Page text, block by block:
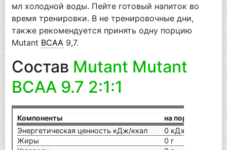
мл холодной воды. Пейте готовый напиток во
время тренировки. В не тренировочные дни,
также рекомендуется принять одну порцию
Mutant BCAA 9,7.
Состав Mutant Mutant
BCAA 9.7 2:1:1
Компоненты
на порцию (11,6
Энергетическая ценность кДж/ккал
0 кДж/0 ккал
Жиры
0 г